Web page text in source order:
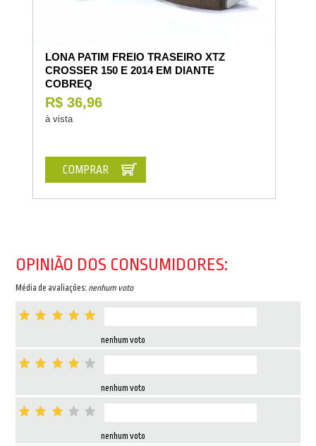
LONA PATIM FREIO TRASEIRO XTZ
CROSSER 150 E 2014 EM DIANTE
COBREQ
R$ 36,96
à vista
COMPRAR
OPINIÃO DOS CONSUMIDORES:
Média de avaliações: nenhum voto
nenhum voto
nenhum voto
nenhum voto